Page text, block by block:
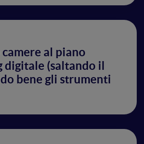
al piano
digitale (saltando il
bene gli strumenti